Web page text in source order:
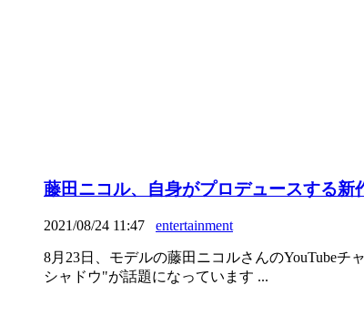
藤田ニコル、自身がプロデュースする
2021/08/24 11:47 entertainment
8月23日、モデルの藤田ニコルさんのYouTube
シャドウ"が話題になっています ...